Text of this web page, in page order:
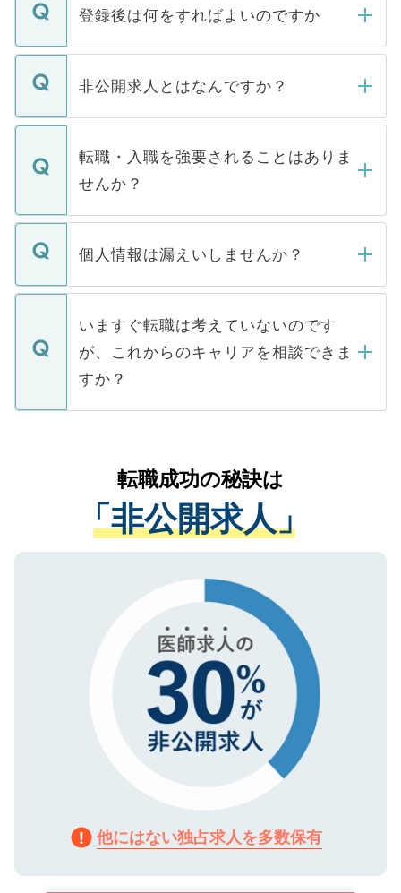
登録後は何をすればよいのですか
ご登録いただきましたら、弊社担当者がご
登録内容を確認し、その後メールもしくは
ます。通常、5営業日以内にはご連絡をせて
いただきますので、しばらくお待ちくださ
非公開求人とはなんですか？
マイナビDOCTORで取り扱っている求人の
うち約3割は、Webサイトからご覧いただ
けない「非公開求人」です。非公開求人は
下記の理由によって、一般には公開してい
ません。
■応募殺到を避けるため 人気のある医療機
関を公にしてしまうと、応募が殺到する場
に、医療機関が求める条件に合った人材の
みを人材紹介会社に依頼するケースが増え
ています。
転職・入職を強要されることはありま
せんか？
転職・入職を強要することは一切ありませ
ん。また、仮に応募先から内定をいただい
定を承諾する必要はありません。内定先へ
の辞退の連絡はキャリアパートナーが行い
個人情報は漏えいしませんか？
個人情報が漏えいすることはありませんの
で、ご安心ください。当サイトからの登録
などで収集したご登録者様の個人情報は、
ご本人のキャリアアップおよび転職活動の
支援を目的に使用いたします。お預かりし
ているすべての個人データはご本人の許可
は、個人情報の取り扱いについての厳密な
管理基準を満たした事業者のみに付与され
る、プライバシーマークを取得済みです。
で、機密保持に関してもご安心ください。
いますぐ転職は考えていないのです
が、これからのキャリアを相談できま
すか？
かがいして、現在の医療機関の状況や紹介
経験をまじえながら、適切なアドバイスを
させていただきます。すぐにご転職をされ
ない方には、長期的なサポートが可能です
ので、まずはご登録ください。
転職成功の秘訣は
「非公開求人」
他にはない独占求人を多数保有